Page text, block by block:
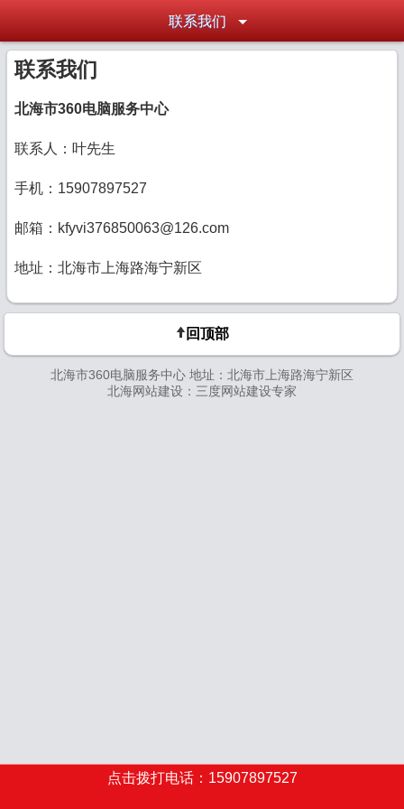
联系我们
联系我们
北海市360电脑服务中心
联系人：叶先生
手机：15907897527
邮箱：kfyvi376850063@126.com
地址：北海市上海路海宁新区
回顶部
北海市360电脑服务中心 地址：北海市上海路海宁新区
北海网站建设： 三度网站建设专家
点击拨打电话：15907897527